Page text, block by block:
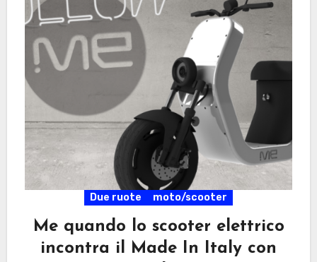
Due ruote moto/scooter
Me quando lo scooter elettrico
incontra il Made In Italy con